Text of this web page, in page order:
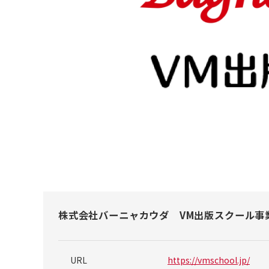
株式会社バーニャカウダ VM出版スクール事
URL https://vmschool.jp/